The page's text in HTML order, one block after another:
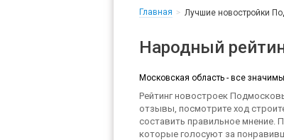
Главная > Лучшие новостройки
Народный
Московская область - все
Рейтинг новостроек
отзывы, посмотрите ход
составить правильное мнение.
которые голосуют за